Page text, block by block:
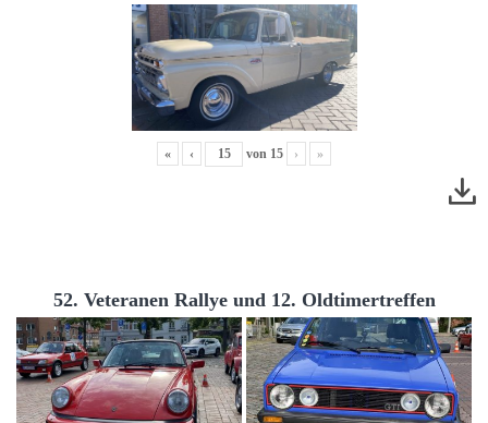
« ‹ von 15 › »
52. Veteranen Rallye und 12. Oldtimertreffen